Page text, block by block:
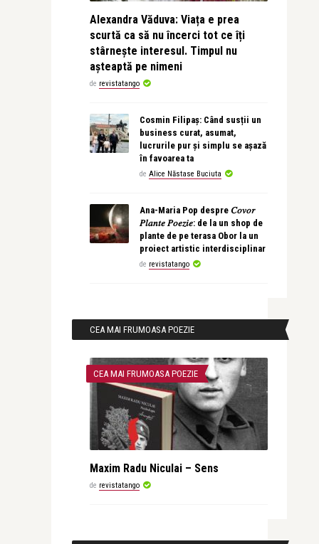
Alexandra Văduva: Viața e prea
scurtă ca să nu încerci tot ce îți
stârnește interesul. Timpul nu
așteaptă pe nimeni
de revistatango
Cosmin Filipaș: Când susții un
business curat, asumat,
lucrurile pur și simplu se așază
în favoarea ta
de Alice Năstase Buciuta
Ana-Maria Pop despre 𝐶𝑜𝑣𝑜𝑟
𝑃𝑙𝑎𝑛𝑡𝑒 𝑃𝑜𝑒𝑧𝑖𝑒: de la un shop de
plante de pe terasa Obor la un
proiect artistic interdisciplinar
de revistatango
CEA MAI FRUMOASA POEZIE
CEA MAI FRUMOASA POEZIE
Maxim Radu Niculai – Sens
de revistatango